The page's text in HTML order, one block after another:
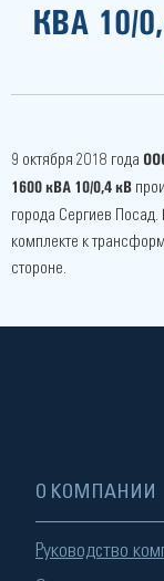
КВА 10/
9 октября 2018 года
1600 кВА 10/0,4 кВ
города Сергиев Посад.
комплекте к
стороне.
О КОМПАНИИ
Руководство